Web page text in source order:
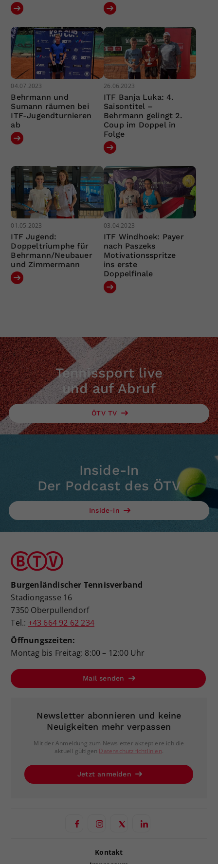
04.07.2023
Behrmann und
Sumann räumen bei
ITF-Jugendturnieren
ab
26.06.2023
ITF Banja Luka: 4.
Saisontitel –
Behrmann gelingt 2.
Coup im Doppel in
Folge
01.05.2023
ITF Jugend:
Doppeltriumphe für
Behrmann/Neubauer
und Zimmermann
03.04.2023
ITF Windhoek: Payer
nach Paszeks
Motivationsspritze
ins erste
Doppelfinale
Tennissport live
und auf Abruf
ÖTV TV
Inside-In
Der Podcast des ÖTV
Inside-In
Burgenländischer Tennisverband
Stadiongasse 16
7350 Oberpullendorf
Tel.: +43 664 92 62 234
Öffnungszeiten:
Montag bis Freitag: 8:00 – 12:00 Uhr
Mail senden
Newsletter abonnieren und keine
Neuigkeiten mehr verpassen
Mit der Anmeldung zum Newsletter akzeptiere ich die
aktuell gültigen Datenschutzrichtlinien.
Jetzt anmelden
Kontakt